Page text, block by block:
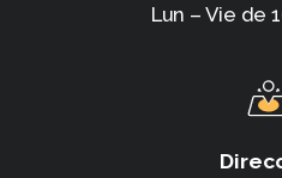
Lun – Vie de